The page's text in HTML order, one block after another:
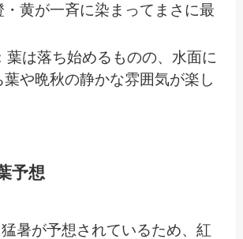
・黄が一斉に染まってまさに最
葉は落ち始めるものの、水面に
や晩秋の静かな雰囲気が楽し
予想
暑が予想されているため、紅